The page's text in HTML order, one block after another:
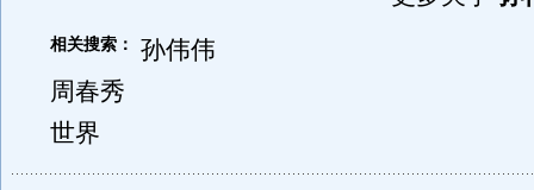
相关搜索：
孙伟伟
周春秀
世界